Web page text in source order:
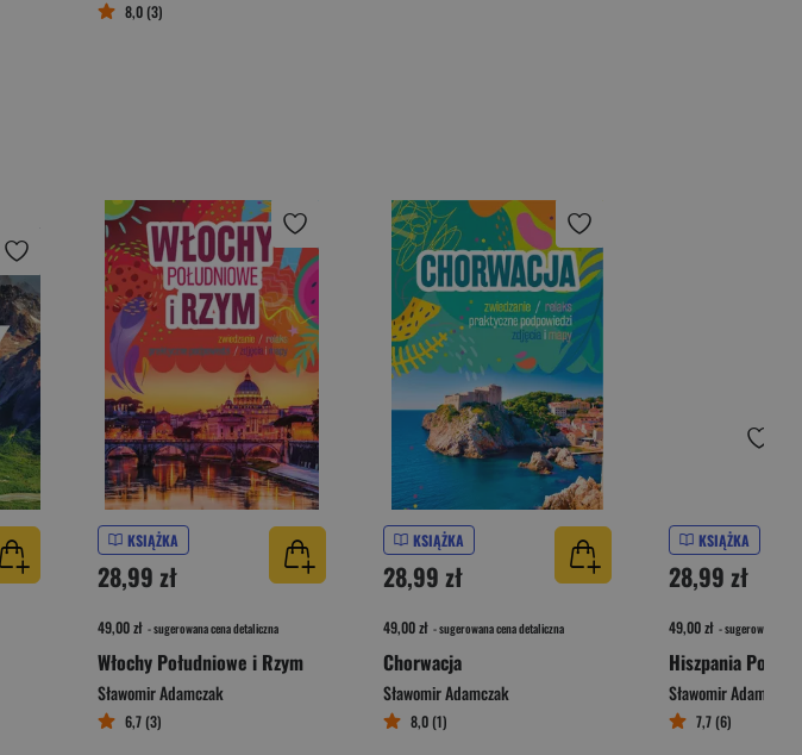
8,0 (3)
KSIĄŻKA
28,99 zł
49,00 zł - sugerowana cena detaliczna
Włochy Południowe i Rzym
Sławomir Adamczak
6,7 (3)
KSIĄŻKA
28,99 zł
49,00 zł - sugerowana cena detaliczna
Chorwacja
Sławomir Adamczak
8,0 (1)
KSIĄŻKA
28,99 zł
49,00 zł - sugerowana
Hiszpania
Sławomir Adamczak
7,7 (6)